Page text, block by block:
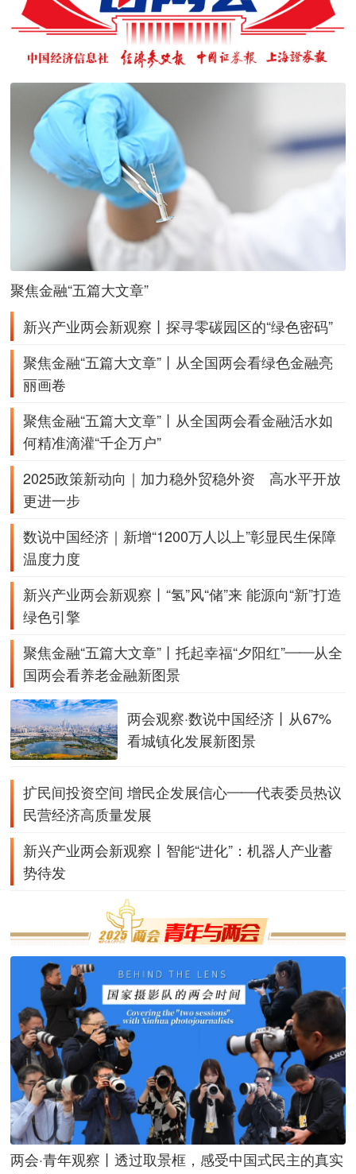
聚焦金融“五篇大文章”
新兴产业两会新观察丨探寻零碳园区的“绿色密码”
聚焦金融“五篇大文章”丨从全国两会看绿色金融亮
丽画卷
聚焦金融“五篇大文章”丨从全国两会看金融活水如
何精准滴灌“千企万户”
2025政策新动向｜加力稳外贸稳外资 高水平开放
更进一步
数说中国经济｜新增“1200万人以上”彰显民生保障
温度力度
新兴产业两会新观察丨“氢”风“储”来 能源向“新”打造
绿色引擎
聚焦金融“五篇大文章”丨托起幸福“夕阳红”——从全
国两会看养老金融新图景
两会观察·数说中国经济丨从67%
看城镇化发展新图景
扩民间投资空间 增民企发展信心——代表委员热议
民营经济高质量发展
新兴产业两会新观察丨智能“进化”：机器人产业蓄
势待发
两会·青年观察丨透过取景框，感受中国式民主的真实